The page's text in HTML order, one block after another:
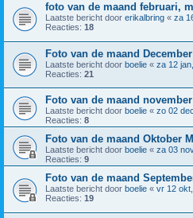
foto van de maand februari,
Laatste bericht door erikalbring « za
Reacties: 18
Foto van de maand December
Laatste bericht door boelie « za 12
Reacties: 21
Foto van de maand november
Laatste bericht door boelie « zo 02
Reacties: 8
Foto van de maand Oktober
Laatste bericht door boelie « za 03
Reacties: 9
Foto van de maand
Laatste bericht door boelie « vr 12
Reacties: 19